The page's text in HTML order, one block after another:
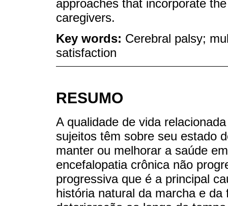
approaches that incorporate
caregivers.
Key words: Cerebral palsy;
satisfaction
RESUMO
A qualidade de vida
sujeitos têm sobre seu estado
manter ou melhorar a saúde
encefalopatia crônica não
progressiva que é a principal
história natural da marcha e